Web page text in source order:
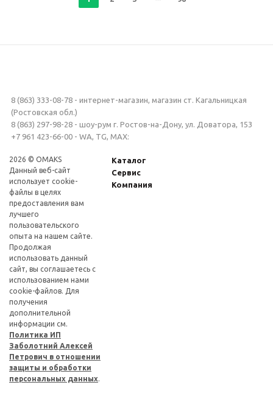
8 (863) 333-08-78 - интернет-магазин, магазин ст. Кагальницкая
(Ростовская обл.)
8 (863) 297-98-28 - шоу-рум г. Ростов-на-Дону, ул. Доватора, 153
+7 961 423-66-00 - WA, TG, MAX:
2026 © OMAKS
Данный веб-сайт
использует cookie-
файлы в целях
предоставления вам
лучшего
пользовательского
опыта на нашем сайте.
Продолжая
использовать данный
сайт, вы соглашаетесь с
использованием нами
cookie-файлов. Для
получения
дополнительной
информации см.
Политика ИП
Заболотний Алексей
Петрович в отношении
защиты и обработки
персональных данных.
Каталог
Сервис
Компания